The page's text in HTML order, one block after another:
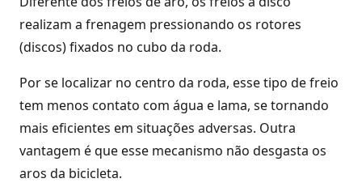
realizam a frenagem pressionando os rotores
(discos) fixados no cubo da roda.
Por se localizar no centro da roda, esse tipo de freio
tem menos contato com água e lama, se tornando
mais eficientes em situações adversas. Outra
vantagem é que esse mecanismo não desgasta os
aros da bicicleta.